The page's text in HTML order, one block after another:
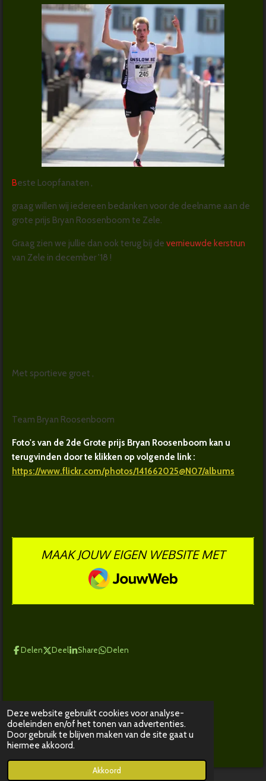
Deze website gebruikt cookies voor analyse-
doeleinden en/of het tonen van advertenties.
Door gebruik te blijven maken van de site gaat u
hiermee akkoord.
Akkoord
Beste Loopfanaten ,
graag willen wij iedereen bedanken voor de deelname aan de
grote prijs Bryan Roosenboom te Zele.
Graag zien we jullie dan ook terug bij de vernieuwde kerstrun
van Zele in december '18 !
Met sportieve groet ,
Team Bryan Roosenboom
Foto's van de 2de Grote prijs Bryan Roosenboom kan u
terugvinden door te klikken op volgende link :
https://www.flickr.com/photos/141662025@N07/albums
MAAK JOUW EIGEN WEBSITE MET
JOUWWEB
Delen Deel Share Delen
© 2016 - 2026 Teambryanroosenboom
Powered byJouwWeb